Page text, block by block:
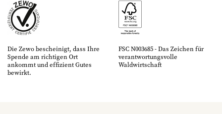
Die Zewo bescheinigt, dass Ihre
Spende am richtigen Ort
ankommt und effizient Gutes
bewirkt.
FSC N003685 - Das Zeichen für
verantwortungsvolle
Waldwirtschaft